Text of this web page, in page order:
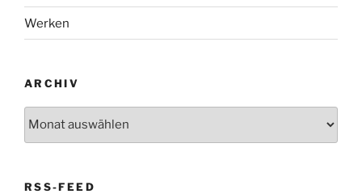
Werken
ARCHIV
RSS-FEED